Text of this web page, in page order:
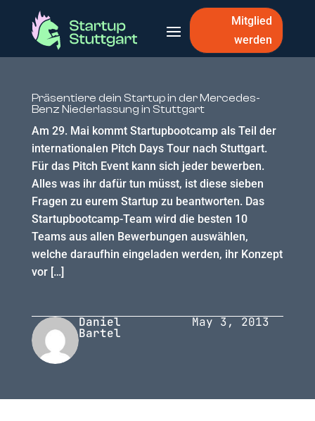
Mitglied
werden
Präsentiere dein Startup in der Mercedes-
Benz Niederlassung in Stuttgart
Am 29. Mai kommt Startupbootcamp als Teil der
internationalen Pitch Days Tour nach Stuttgart.
Für das Pitch Event kann sich jeder bewerben.
Alles was ihr dafür tun müsst, ist diese sieben
Fragen zu eurem Startup zu beantworten. Das
Startupbootcamp-Team wird die besten 10
Teams aus allen Bewerbungen auswählen,
welche daraufhin eingeladen werden, ihr Konzept
vor […]
Daniel
Bartel
May 3, 2013